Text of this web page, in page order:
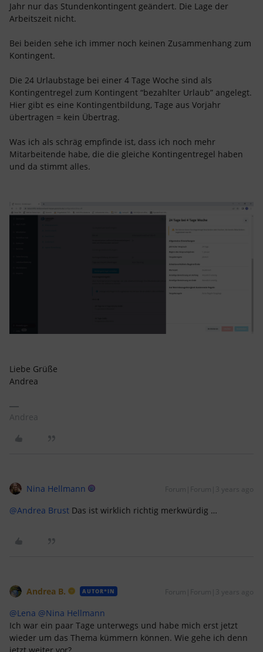
Jahr nur das Stundenkontingent geändert. Die Lage der
Arbeitszeit nicht.
Bei beiden sehe ich immer noch keinen Zusammenhang zum
Kontingent.
Die 24 Urlaubstage bei einer 4 Tage Woche sind als
Kontingentregel zum Kontingent “bezahlter Urlaub” angelegt.
Hier gibt es eine Kontingentbildung, Tage aus Vorjahr
übertragen = kein Übertrag.
Was ich als schräg empfinde ist, dass ich noch mehr
Mitarbeitende habe, die die gleiche Kontingentregel haben
und da stimmt alles.
Liebe Grüße
Andrea
Andrea
Nina Hellmann Forum|Forum|3 years ago
@Andrea Brust Das ist wirklich richtig merkwürdig …
Andrea B. AUTOR*IN Forum|Forum|3 years ago
@Lena @Nina Hellmann
Ich war ein paar Tage unterwegs und habe mich erst jetzt
wieder um das Thema kümmern können. Wie gehe ich denn